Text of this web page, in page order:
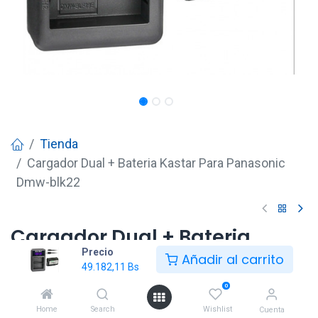
Precio
49.182,11 Bs Añadir al carrito
Home Search
0
Wishlist Cuenta
Tienda
Cargador Dual + Bateria Kastar Para Panasonic
Dmw-blk22
Cargador Dual + Bateria
Kastar Para Panasonic Dmw-
blk22